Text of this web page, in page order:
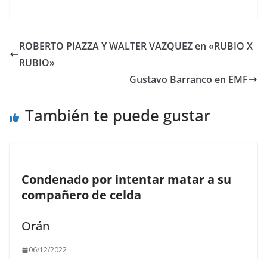
b
o
d l p
ROBERTO PIAZZA Y WALTER VAZQUEZ en «RUBIO X
RUBIO»
Gustavo Barranco en EMF
También te puede gustar
Condenado por intentar matar a su
compañero de celda
Orán
06/12/2022